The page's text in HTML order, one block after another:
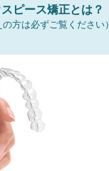
ピース矯正とは？
方は必ずご覧ください）